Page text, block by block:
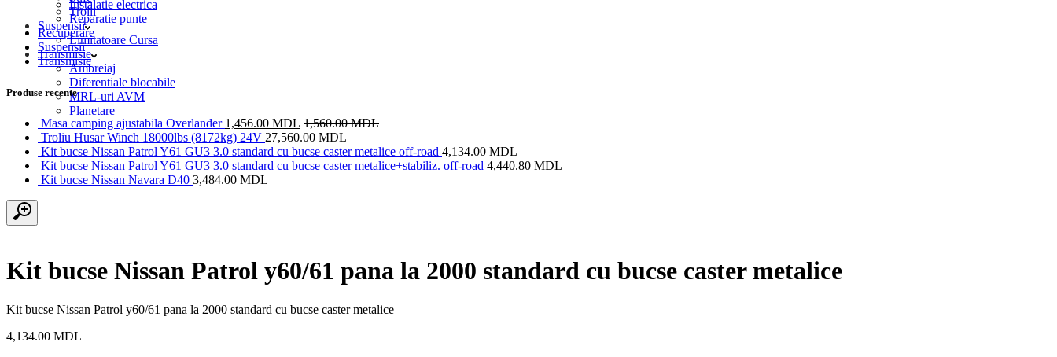
Trolii
Suspensii
Limitatoare Cursa
Transmisie
Ambreiaj
Diferentiale blocabile
MRL-uri AVM
Planetare
Instalatie electrica
Reparatie punte
Recuperare
Suspensii
Transmisie
Produse recente
Masa camping ajustabila Overlander 1,456.00 MDL 1,560.00MDL
Troliu Husar Winch 18000lbs (8172kg) 24V 27,560.00 MDL
Kit bucse Nissan Patrol Y61 GU3 3.0 standard cu bucse caster metalice off-road 4,134.00 MDL
Kit bucse Nissan Patrol Y61 GU3 3.0 standard cu bucse caster metalice+stabiliz. off-road 4,440.80 MDL
Kit bucse Nissan Navara D40 3,484.00 MDL
Kit bucse Nissan Patrol y60/61 pana la 2000 standard cu bucse caster metalice
Kit bucse Nissan Patrol y60/61 pana la 2000 standard cu bucse caster metalice
4,134.00 MDL